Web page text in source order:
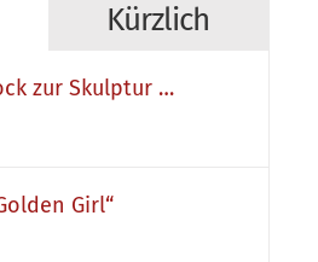
Kürzlich
zur Skulptur …
Girl“